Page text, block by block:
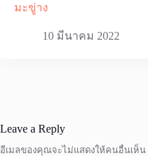
มะขู่าง
10 มีนาคม 2022
Leave a Reply
อีเมลของคุณจะไม่แสดงให้คนอื่นเห็น